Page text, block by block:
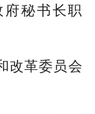
秘书长职
改革委员会